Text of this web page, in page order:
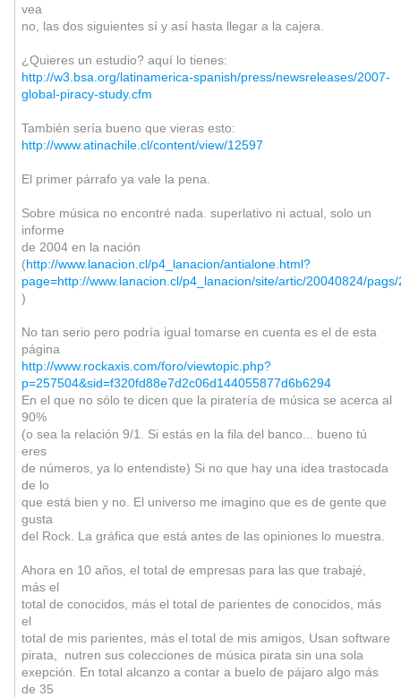
vea
no, las dos siguientes sí y así hasta llegar a la cajera.
¿Quieres un estudio? aquí lo tienes:
http://w3.bsa.org/latinamerica-spanish/press/newsreleases/2007-
global-piracy-study.cfm
También sería bueno que vieras esto:
http://www.atinachile.cl/content/view/12597
El primer párrafo ya vale la pena.
Sobre música no encontré nada. superlativo ni actual, solo un
informe
de 2004 en la nación
(http://www.lanacion.cl/p4_lanacion/antialone.html?
page=http://www.lanacion.cl/p4_lanacion/site/artic/20040824/
)
No tan serio pero podría igual tomarse en cuenta es el de esta
página
http://www.rockaxis.com/foro/viewtopic.php?
p=257504&sid=f320fd88e7d2c06d144055877d6b6294
En el que no sólo te dicen que la piratería de música se acerca al
90%
(o sea la relación 9/1. Si estás en la fila del banco... bueno tú
eres
de números, ya lo entendiste) Si no que hay una idea trastocada
de lo
que está bien y no. El universo me imagino que es de gente que
gusta
del Rock. La gráfica que está antes de las opiniones lo muestra.
Ahora en 10 años, el total de empresas para las que trabajé,
más el
total de conocidos, más el total de parientes de conocidos, más
el
total de mis parientes, más el total de mis amigos, Usan software
pirata, nutren sus colecciones de música pirata sin una sola
exepción. En total alcanzo a contar a buelo de pájaro algo más
de 35